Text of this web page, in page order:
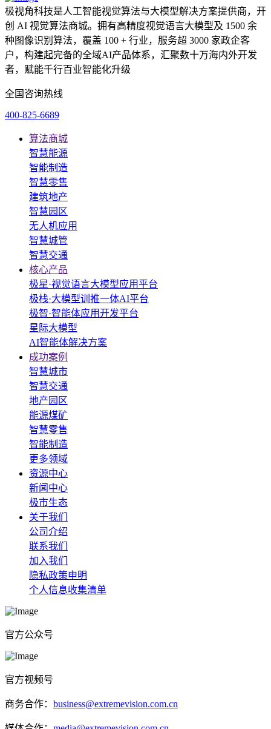
极视角科技是人工智能视觉算法与大模型解决方案提供商，开
创 AI 视觉算法商城。拥有高精度视觉语言大模型及 1500 余
种图像识别算法，覆盖 100 + 行业，服务超 3000 家政企客
户，构建起完备的全域AI产品体系，汇聚数十万海内外开发
者，赋能千行百业智能化升级
全国咨询热线
400-825-6689
算法商城
智慧能源
智能制造
智慧零售
建筑地产
智慧园区
无人机应用
智慧城管
智慧交通
核心产品
极星·视觉语言大模型应用平台
极栈·大模型训推一体AI平台
极智·智能体应用开发平台
星际大模型
AI智能体解决方案
成功案例
智慧城市
智慧交通
地产园区
能源煤矿
智慧零售
智能制造
更多领域
资源中心
新闻中心
极市生态
关于我们
公司介绍
联系我们
加入我们
隐私政策申明
个人信息收集清单
官方公众号
官方视频号
商务合作： business@extremevision.com.cn